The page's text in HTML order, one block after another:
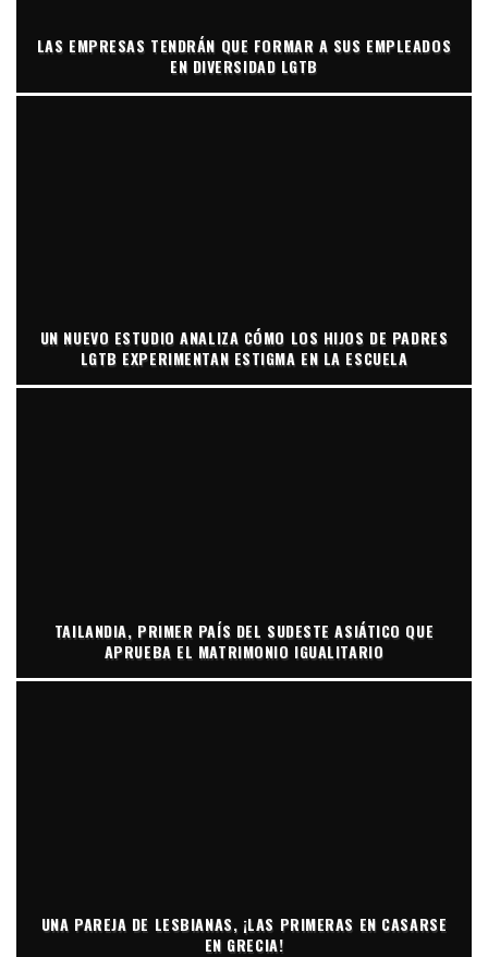
LAS EMPRESAS TENDRÁN QUE FORMAR A SUS EMPLEADOS
EN DIVERSIDAD LGTB
UN NUEVO ESTUDIO ANALIZA CÓMO LOS HIJOS DE PADRES
LGTB EXPERIMENTAN ESTIGMA EN LA ESCUELA
TAILANDIA, PRIMER PAÍS DEL SUDESTE ASIÁTICO QUE
APRUEBA EL MATRIMONIO IGUALITARIO
UNA PAREJA DE LESBIANAS, ¡LAS PRIMERAS EN CASARSE
EN GRECIA!